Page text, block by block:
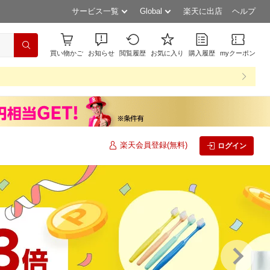
サービス一覧 Global 楽天に出店 ヘルプ
買い物かご お知らせ 閲覧履歴 お気に入り 購入履歴 myクーポン
楽天会員登録(無料) ログイン